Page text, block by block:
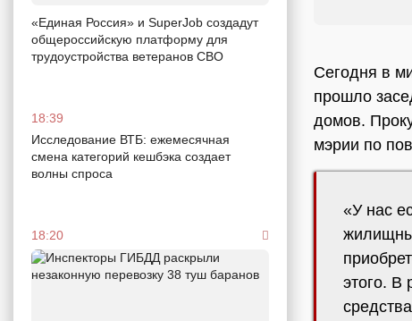
«Единая Россия» и SuperJob создадут
общероссийскую платформу для
трудоустройства ветеранов СВО
18:39
Исследование ВТБ: ежемесячная
смена категорий кешбэка создает
волны спроса
18:20
Сегодня в
прошло
домов.
мэрии по
«У нас
этого. В